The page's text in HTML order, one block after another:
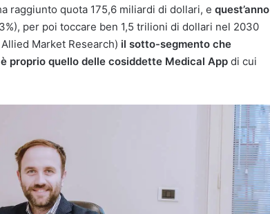
raggiunto quota 175,6 miliardi di dollari, e quest’anno
per poi toccare ben 1,5 trilioni di dollari nel 2030
Market Research) il sotto-segmento che
proprio quello delle cosiddette Medical App di cui